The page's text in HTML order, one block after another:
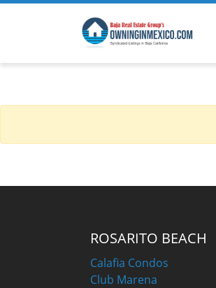
ROSARITO BEACH
Calafia Condos
Club Marena